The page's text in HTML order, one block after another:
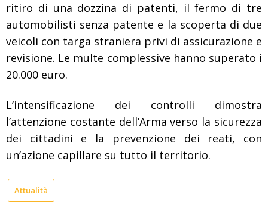
ritiro di una dozzina di patenti, il fermo di tre
automobilisti senza patente e la scoperta di due
veicoli con targa straniera privi di assicurazione e
revisione. Le multe complessive hanno superato i
20.000 euro.
L’intensificazione dei controlli dimostra
l’attenzione costante dell’Arma verso la sicurezza
dei cittadini e la prevenzione dei reati, con
un’azione capillare su tutto il territorio.
Attualità